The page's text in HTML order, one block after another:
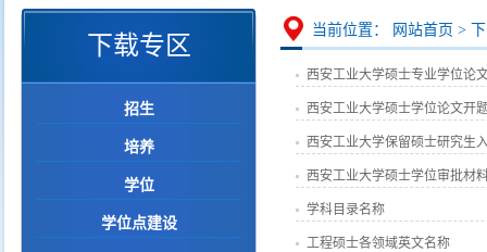
岗位职责
招生
培养
学位
博士招生
硕士招生
导师查询
研
下载专区
招生
培养
学位
学位点建设
当前位置： 网站首页 >
西安工业大学硕士专业学位论
西安工业大学硕士学位论文开
西安工业大学保留硕士研究生
西安工业大学硕士学位审批材
学科目录名称
工程硕士各领域英文名称